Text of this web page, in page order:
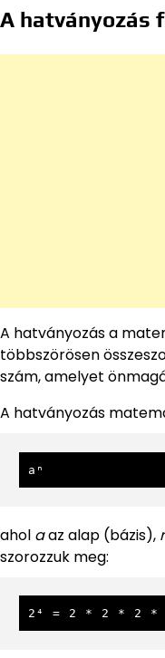
A hatványozás
A hatványozás a
többszörösen
szám, amelyet
A hatványozás
aⁿ
ahol aaz alap (bázis),
szorozzuk meg:
2⁴ = 2 * 2 * 2 *